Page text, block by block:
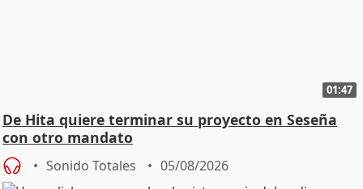
01:47
De Hita quiere terminar su proyecto en Seseña
con otro mandato
Sonido Totales 05/08/2026